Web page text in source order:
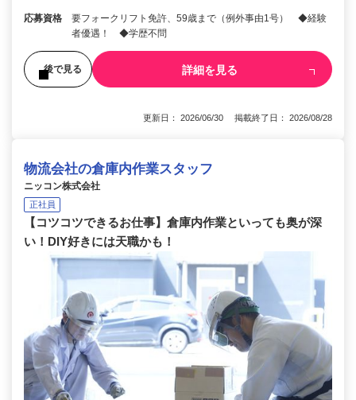
応募資格
要フォークリフト免許、59歳まで（例外事由1号） ◆経験
者優遇！ ◆学歴不問
後で見る 詳細を見る
更新日： 2026/06/30 掲載終了日： 2026/08/28
物流会社の倉庫内作業スタッフ
ニッコン株式会社
正社員
【コツコツできるお仕事】倉庫内作業といっても奥が深
い！DIY好きには天職かも！